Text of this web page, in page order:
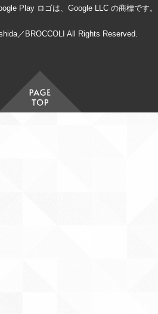
Play ロゴは、Google LLC の商標です。
／BROCCOLI All Rights Reserved.